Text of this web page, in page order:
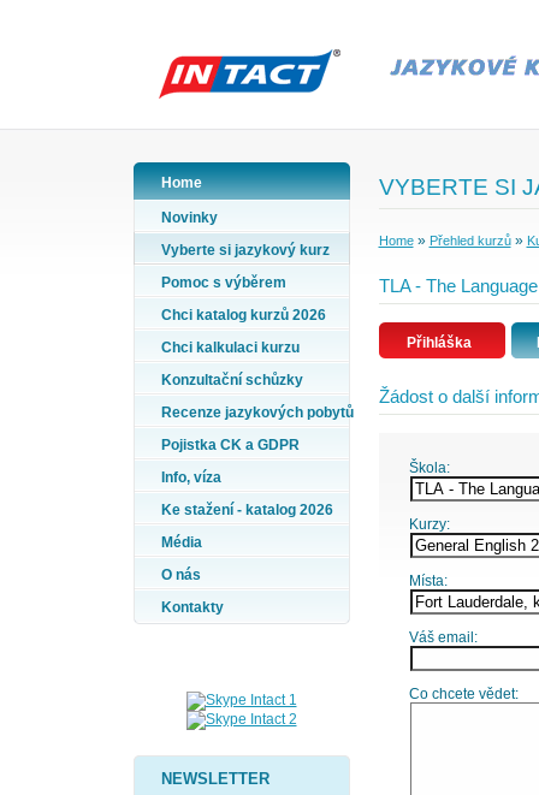
Home
Novinky
Vyberte si jazykový kurz
Pomoc s výběrem
Chci katalog kurzů 2026
Chci kalkulaci kurzu
Konzultační schůzky
Recenze jazykových pobytů
Pojistka CK a GDPR
Info, víza
Ke stažení - katalog 2026
Média
O nás
Kontakty
NEWSLETTER
VYBERTE SI
Home» Přehled kurzů»
TLA - The
Přihláška
Žádost o další
Škola:
Kurzy:
Místa:
Váš email:
Co chcete vědet: